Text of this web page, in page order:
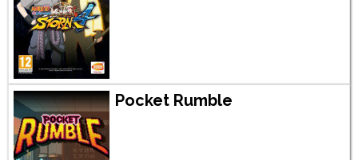
Pocket Rumble